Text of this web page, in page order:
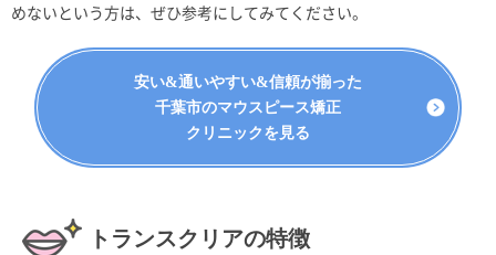
めないという方は、ぜひ参考にしてみてください。
安い&通いやすい&信頼が揃った
千葉市のマウスピース矯正
クリニックを見る
トランスクリアの特徴